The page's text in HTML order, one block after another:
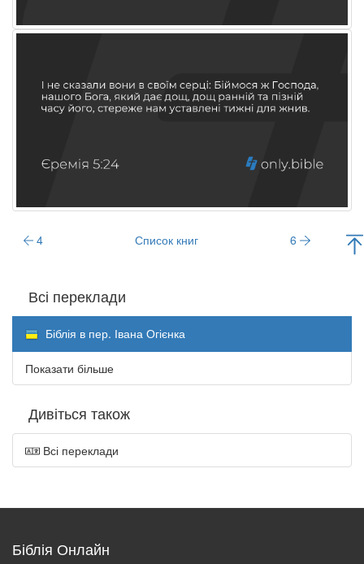
4 Список книг 6
Всі переклади
Біблія в пер. Івана Огієнка
Показати більше
Дивіться також
Всі переклади
Біблія Онлайн